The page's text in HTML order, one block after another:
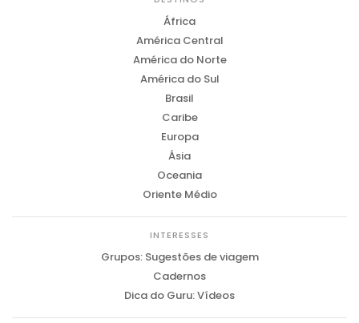
África
América Central
América do Norte
América do Sul
Brasil
Caribe
Europa
Ásia
Oceania
Oriente Médio
INTERESSES
Grupos: Sugestões de viagem
Cadernos
Dica do Guru: Vídeos